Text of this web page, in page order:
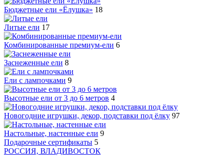
Бюджетные ели «Ёлушка» 18
Литые ели 17
Комбинированные премиум-ели 6
Заснеженные ели 8
Ели с лампочками 9
Высотные ели от 3 до 6 метров 4
Новогодние игрушки, декор, подставки под ёлку 97
Настольные, настенные ели 9
Подарочные сертификаты 5
РОССИЯ, ВЛАДИВОСТОК